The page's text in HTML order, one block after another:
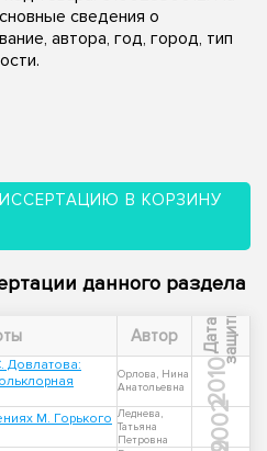
сведения о
автора, год, город, тип
В КОРЗИНУ
данного раздела
Автор Д
а
т
а
з
а
щ
и
т ы
Довлатова:
Орлова, Нина
Анатольевна
2010
М. Горького Леднева,
Татьяна
Петровна
2002